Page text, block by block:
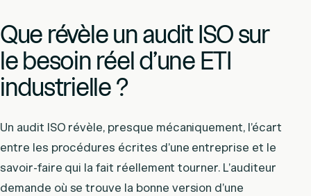
Que révèle un audit ISO sur
le besoin réel d’une ETI
industrielle ?
Un audit ISO révèle, presque mécaniquement, l’écart
entre les procédures écrites d’une entreprise et le
savoir-faire qui la fait réellement tourner. L’auditeur
demande où se trouve la bonne version d’une